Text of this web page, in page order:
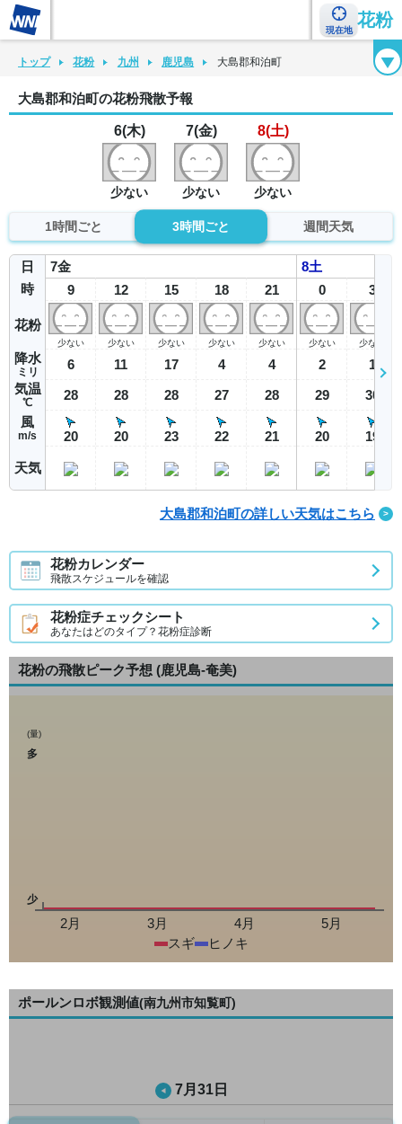
現在地
花粉
花粉カレンダー 花粉図鑑 花粉症チェックシート 花粉症ハンドブック
トップ 花粉 九州 鹿児島 大島郡和泊町
大島郡和泊町の花粉飛散予報
6(木)
少ない
7(金)
少ない
8(土)
少ない
1時間ごと 3時間ごと 週間天気
日
時
花粉
降水
ミリ
気温
℃
風
m/s
天気
7金
9
少ない
6
28
20
12
少ない
11
28
20
15
少ない
17
28
23
18
少ない
4
27
22
21
少ない
4
28
21
8土
0
少ない
2
29
20
3
少ない
1
30
19
大島郡和泊町の詳しい天気はこちら
花粉カレンダー
飛散スケジュールを確認
花粉症チェックシート
あなたはどのタイプ？花粉症診断
花粉の飛散ピーク予想 (鹿児島-奄美)
(量)
多
少
2月 3月 4月
5月
スギ
ヒノキ
ポールンロボ観測値(南九州市知覧町)
7月31日